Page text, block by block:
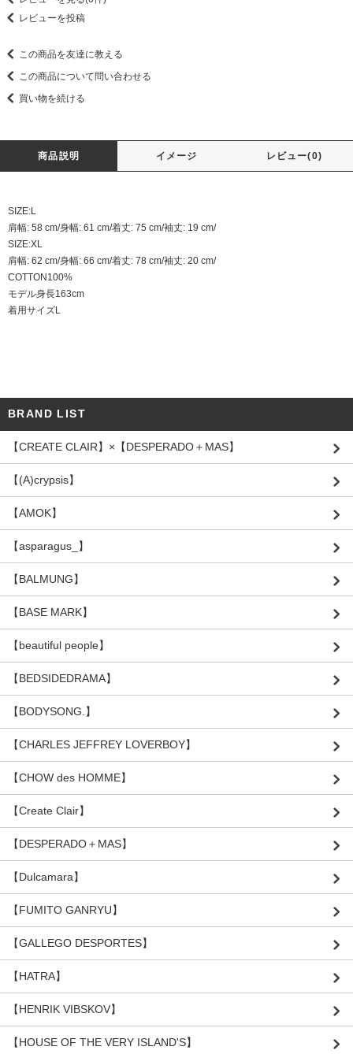
レビューを投稿
この商品を友達に教える
この商品について問い合わせる
買い物を続ける
商品説明 イメージ レビュー(0)
SIZE:L
肩幅: 58 cm/身幅: 61 cm/着丈: 75 cm/袖丈: 19 cm/
SIZE:XL
肩幅: 62 cm/身幅: 66 cm/着丈: 78 cm/袖丈: 20 cm/
COTTON100%
モデル身長163cm
着用サイズL
BRAND LIST
【CREATE CLAIR】×【DESPERADO＋MAS】
【(A)crypsis】
【AMOK】
【asparagus_】
【BALMUNG】
【BASE MARK】
【beautiful people】
【BEDSIDEDRAMA】
【BODYSONG.】
【CHARLES JEFFREY LOVERBOY】
【CHOW des HOMME】
【Create Clair】
【DESPERADO＋MAS】
【Dulcamara】
【FUMITO GANRYU】
【GALLEGO DESPORTES】
【HATRA】
【HENRIK VIBSKOV】
【HOUSE OF THE VERY ISLAND'S】